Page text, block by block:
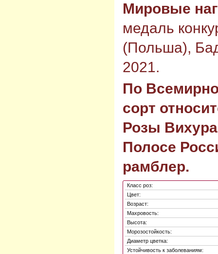
Мировые
медаль
(Польша),
2021.
По
сорт
Розы
Полосе
рамблер.
Класс роз:
Цвет:
Возраст:
Махровость:
Высота:
Морозостойкость:
Диаметр цветка:
Устойчивость к заболеваниям: